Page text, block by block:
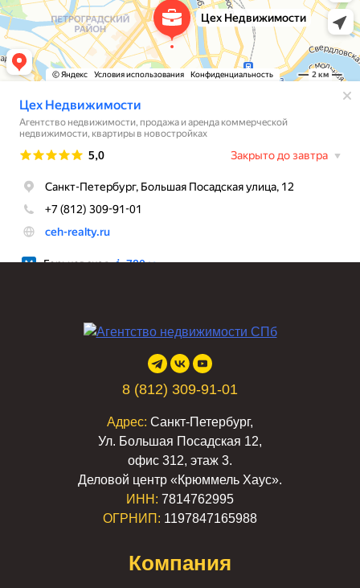
8 (812) 309-91-01
Адрес: Санкт-Петербург,
Ул. Большая Посадская 12,
офис 312, этаж 3.
Деловой центр «Крюммель Хаус».
ИНН: 7814762995
ОГРНИП: 1197847165988
Компания